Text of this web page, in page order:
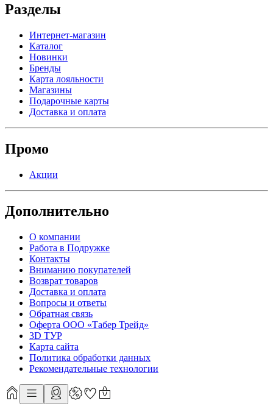
Разделы
Интернет-магазин
Каталог
Новинки
Бренды
Карта лояльности
Магазины
Подарочные карты
Доставка и оплата
Промо
Акции
Дополнительно
О компании
Работа в Подружке
Контакты
Вниманию покупателей
Возврат товаров
Доставка и оплата
Вопросы и ответы
Обратная связь
Оферта ООО «Табер Трейд»
3D ТУР
Карта сайта
Политика обработки данных
Рекомендательные технологии